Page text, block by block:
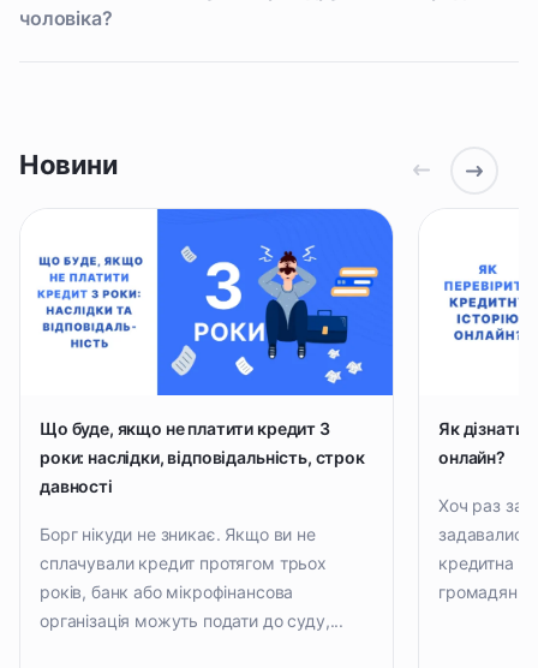
чоловіка?
Що буде, якщо не платити кредит 3
роки: наслідки, відповідальність, строк
давності
Борг нікуди не зникає. Якщо ви не
сплачували кредит протягом трьох
років, банк або мікрофінансова
організація можуть подати до суду,...
Як
онлайн?
Хоч раз за
кредитна
Новини